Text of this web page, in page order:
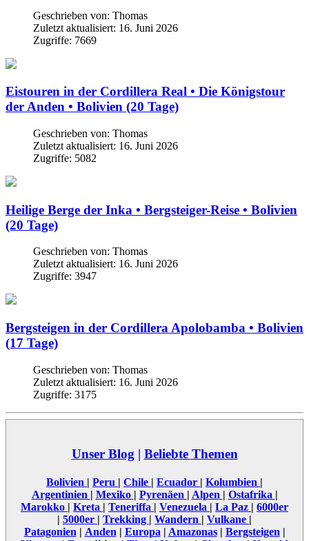
Geschrieben von: Thomas
Zuletzt aktualisiert: 16. Juni 2026
Zugriffe: 7669
Eistouren in der Cordillera Real • Die Königstour
der Anden • Bolivien (20 Tage)
Geschrieben von: Thomas
Zuletzt aktualisiert: 16. Juni 2026
Zugriffe: 5082
Heilige Berge der Inka • Bergsteiger-Reise • Bolivien
(20 Tage)
Geschrieben von: Thomas
Zuletzt aktualisiert: 16. Juni 2026
Zugriffe: 3947
Bergsteigen in der Cordillera Apolobamba • Bolivien
(17 Tage)
Geschrieben von: Thomas
Zuletzt aktualisiert: 16. Juni 2026
Zugriffe: 3175
Unser Blog | Beliebte Themen
Bolivien | Peru | Chile | Ecuador | Kolumbien |
Argentinien | Mexiko | Pyrenäen | Alpen | Ostafrika |
Marokko | Kreta | Teneriffa | Venezuela | La Paz | 6000er
| 5000er | Trekking | Wandern | Vulkane |
Patagonien | Anden | Europa | Amazonas| Bergsteigen |